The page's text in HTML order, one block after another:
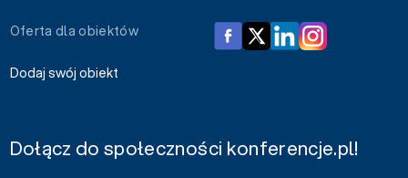
Oferta dla obiektów
Dodaj swój obiekt
Dołącz do społeczności konferencje.pl!